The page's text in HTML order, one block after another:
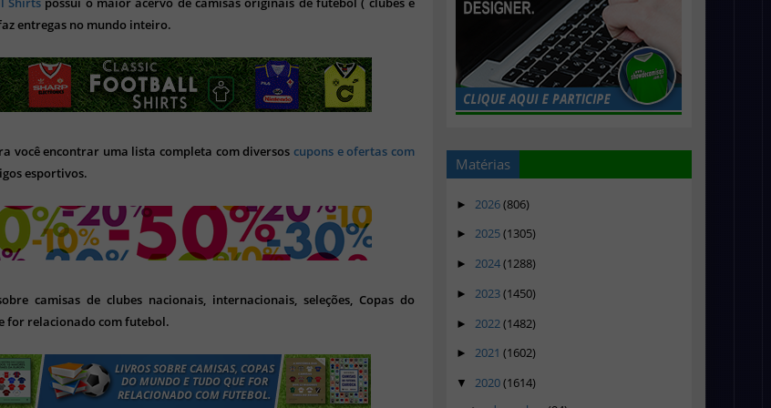
entregas no mundo inteiro.
você encontrar uma lista completa com diversoscupons e ofertas com
esportivos.
camisas de clubes nacionais, internacionais, seleções, Copas do
for relacionado com futebol.
Matérias
► 2026(806)
► 2025(1305)
► 2024(1288)
► 2023(1450)
► 2022(1482)
► 2021 (1602)
▼ 2020(1614)